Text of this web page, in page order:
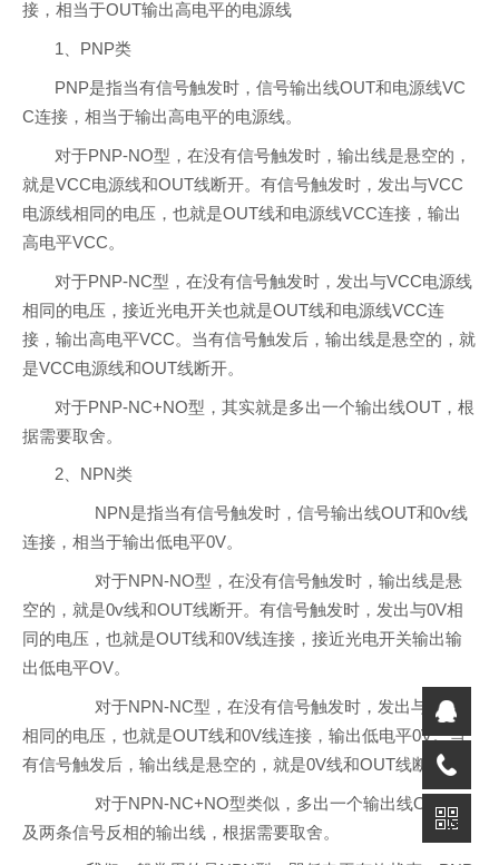
接，相当于OUT输出高电平的电源线
1、 PNP类
PNP是指当有信号触发时，信号输出线OUT和电源线VC
C连接，相当于输出高电平的电源线。
对于PNP-NO型，在没有信号触发时，输出线是悬空的，
就是VCC电源线和OUT线断开。有信号触发时，发出与VCC
电源线相同的电压，也就是OUT线和电源线VCC连接，输出
高电平VCC。
对于PNP-NC型，在没有信号触发时，发出与VCC电源线
相同的电压，接近光电开关也就是OUT线和电源线VCC连
接，输出高电平VCC。当有信号触发后，输出线是悬空的，就
是VCC电源线和OUT线断开。
对于PNP-NC+NO型，其实就是多出一个输出线OUT ，根
据需要取舍。
2、 NPN类
NPN是指当有信号触发时，信号输出线OUT和0v线
连接，相当于输出低电平0V。
对于NPN-NO型，在没有信号触发时，输出线是悬
空的，就是0v线和OUT线断开。有信号触发时，发出与0V相
同的电压，也就是OUT线和0V线连接，接近光电开关输出输
出低电平OV。
对于NPN-NC型，在没有信号触发时，发出与 0V线
相同的电压，也就是OUT线和0V线连接，输出低电平0V。当
有信号触发后，输出线是悬空的，就是0V线和OUT线断开。
对于NPN-NC+NO型类似，多出一个输出线OUT，
及两条信号反相的输出线，根据需要取舍。